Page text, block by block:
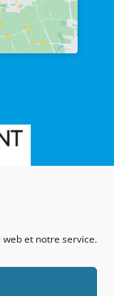
et notre service.